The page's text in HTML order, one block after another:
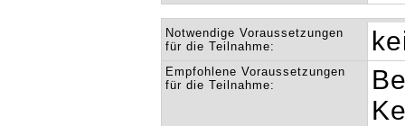
Notwendige Voraussetzungen
für die Teilnahme:
Empfohlene Voraussetzungen
für die Teilnahme: